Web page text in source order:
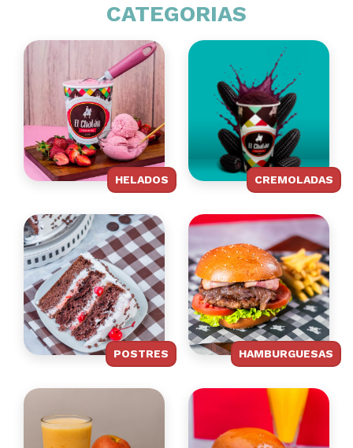
CATEGORIAS
HELADOS CREMOLADAS
POSTRES HAMBURGUESAS